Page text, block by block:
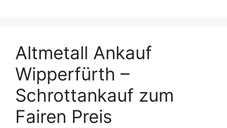
Altmetall Ankauf
Wipperfürth –
Schrottankauf zum
Fairen Preis